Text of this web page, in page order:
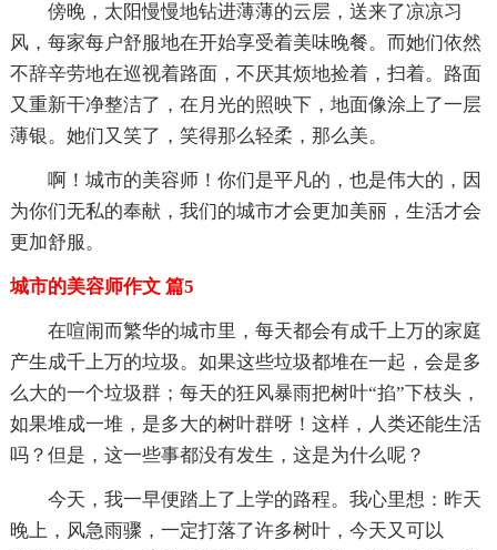
傍晚，太阳慢慢地钻进薄薄的云层，送来了凉凉习
风，每家每户舒服地在开始享受着美味晚餐。而她们依然
不辞辛劳地在巡视着路面，不厌其烦地捡着，扫着。路面
又重新干净整洁了，在月光的照映下，地面像涂上了一层
薄银。她们又笑了，笑得那么轻柔，那么美。
啊！城市的美容师！你们是平凡的，也是伟大的，因
为你们无私的奉献，我们的城市才会更加美丽，生活才会
更加舒服。
城市的美容师作文 篇5
在喧闹而繁华的城市里，每天都会有成千上万的家庭
产生成千上万的垃圾。如果这些垃圾都堆在一起，会是多
么大的一个垃圾群；每天的狂风暴雨把树叶“掐”下枝头，
如果堆成一堆，是多大的树叶群呀！这样，人类还能生活
吗？但是，这一些事都没有发生，这是为什么呢？
今天，我一早便踏上了上学的路程。我心里想：昨天
晚上，风急雨骤，一定打落了许多树叶，今天又可以